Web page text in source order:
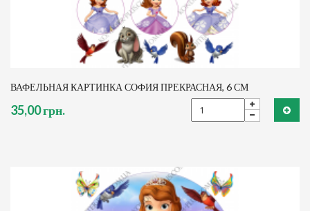
ВАФЕЛЬНАЯ КАРТИНКА СОФИЯ ПРЕКРАСНАЯ, 6 СМ
35,00 грн.